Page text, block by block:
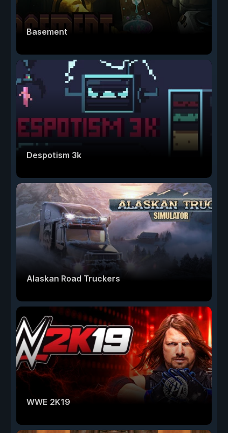
Basement
Despotism 3k
Alaskan Road Truckers
WWE 2K19